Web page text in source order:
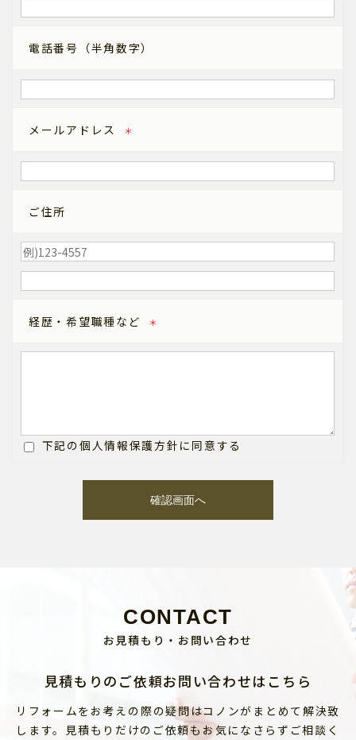
電話番号（半角数字）
メールアドレス ＊
ご住所
経歴・希望職種など ＊
下記の個人情報保護方針に同意する
CONTACT
お見積もり・お問い合わせ
見積もりのご依頼お問い合わせはこちら
リフォームをお考えの際の疑問はコノンがまとめて解決致
します。見積もりだけのご依頼もお気になさらずご相談く